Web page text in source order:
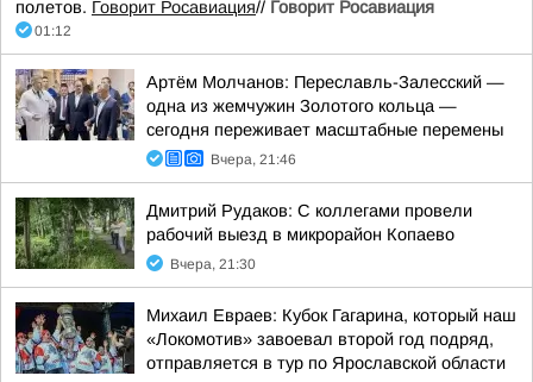
полетов. Говорит Росавиация// Говорит Росавиация
01:12
Артём Молчанов: Переславль-Залесский —
одна из жемчужин Золотого кольца —
сегодня переживает масштабные перемены
Вчера, 21:46
Дмитрий Рудаков: С коллегами провели
рабочий выезд в микрорайон Копаево
Вчера, 21:30
Михаил Евраев: Кубок Гагарина, который наш
«Локомотив» завоевал второй год подряд,
отправляется в тур по Ярославской области